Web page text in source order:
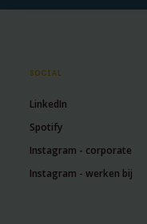
SOCIAL
LinkedIn
Spotify
Instagram - corporate
Instagram - werken bij